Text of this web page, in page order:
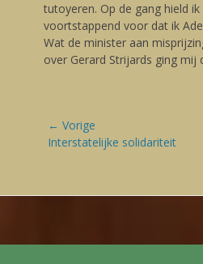
tutoyeren. Op de gang hield
voortstappend voor dat ik
Wat de minister aan
over Gerard Strijards ging mij
Bericht
navigatie
← Vorige
Vorige
Interstatelijke solidariteit